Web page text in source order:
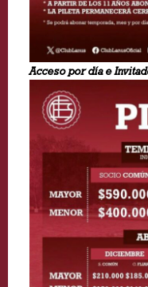
Acceso por día e